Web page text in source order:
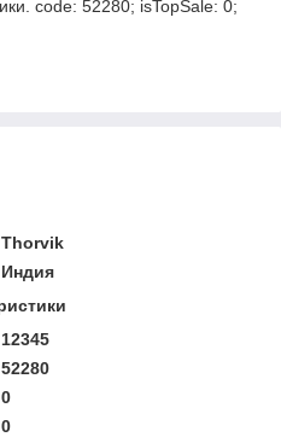
code: 52280; isTopSale: 0;
Thorvik
Индия
12345
52280
0
0